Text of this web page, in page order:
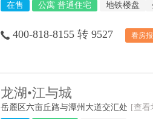
在售
公寓 普通住宅 地铁楼盘
400-818-8155 转 9527 看房
龙湖•江与城
岳麓区六亩丘路与潭州大道交汇处 [查看